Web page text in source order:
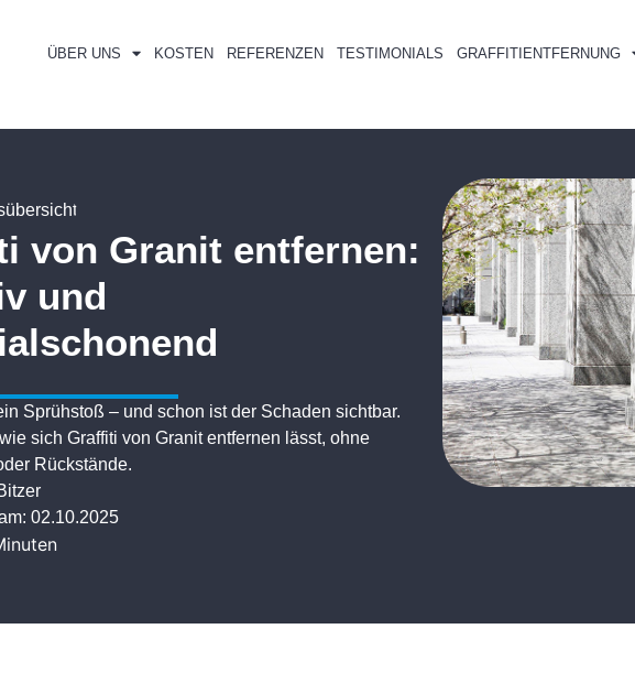
ÜBER UNS KOSTEN REFERENZEN TESTIMONIALS GRAFFITIENTFERNUNG
von Granit entfernen:
und
Sprühstoß – und schon ist der Schaden sichtbar.
sich Graffiti von Granit entfernen lässt, ohne
Rückstände.
02.10.2025